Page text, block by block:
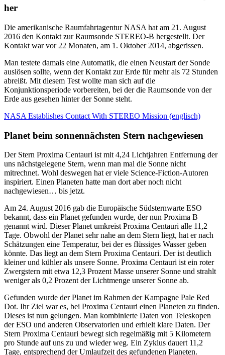
her
Die amerikanische Raumfahrtagentur NASA hat am 21. August
2016 den Kontakt zur Raumsonde STEREO-B hergestellt. Der
Kontakt war vor 22 Monaten, am 1. Oktober 2014, abgerissen.
Man testete damals eine Automatik, die einen Neustart der Sonde
auslösen sollte, wenn der Kontakt zur Erde für mehr als 72 Stunden
abreißt. Mit diesem Test wollte man sich auf die
Konjunktionsperiode vorbereiten, bei der die Raumsonde von der
Erde aus gesehen hinter der Sonne steht.
NASA Establishes Contact With STEREO Mission (englisch)
Planet beim sonnennächsten Stern nachgewiesen
Der Stern Proxima Centauri ist mit 4,24 Lichtjahren Entfernung der
uns nächstgelegene Stern, wenn man mal die Sonne nicht
mitrechnet. Wohl deswegen hat er viele Science-Fiction-Autoren
inspiriert. Einen Planeten hatte man dort aber noch nicht
nachgewiesen… bis jetzt.
Am 24. August 2016 gab die Europäische Südsternwarte ESO
bekannt, dass ein Planet gefunden wurde, der nun Proxima B
genannt wird. Dieser Planet umkreist Proxima Centauri alle 11,2
Tage. Obwohl der Planet sehr nahe an dem Stern liegt, hat er nach
Schätzungen eine Temperatur, bei der es flüssiges Wasser geben
könnte. Das liegt an dem Stern Proxima Centauri. Der ist deutlich
kleiner und kühler als unsere Sonne. Proxima Centauri ist ein roter
Zwergstern mit etwa 12,3 Prozent Masse unserer Sonne und strahlt
weniger als 0,2 Prozent der Lichtmenge unserer Sonne ab.
Gefunden wurde der Planet im Rahmen der Kampagne Pale Red
Dot. Ihr Ziel war es, bei Proxima Centauri einen Planeten zu finden.
Dieses ist nun gelungen. Man kombinierte Daten von Teleskopen
der ESO und anderen Observatorien und erhielt klare Daten. Der
Stern Proxima Centauri bewegt sich regelmäßig mit 5 Kilometern
pro Stunde auf uns zu und wieder weg. Ein Zyklus dauert 11,2
Tage, entsprechend der Umlaufzeit des gefundenen Planeten.